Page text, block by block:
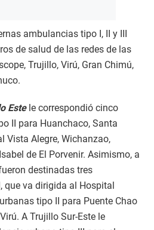
ambulancias tipo I, II y III
de salud de las redes de las
Trujillo, Virú, Gran Chimú,
Este le correspondió cinco
II para Huanchaco, Santa
Vista Alegre, Wichanzao,
de El Porvenir. Asimismo, a
destinadas tres
va dirigida al Hospital
tipo II para Puente Chao
A Trujillo Sur-Este le